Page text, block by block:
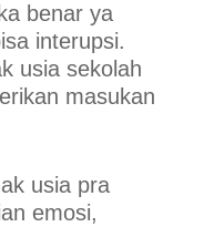
benar ya
interupsi.
usia sekolah
masukan
usia pra
emosi,